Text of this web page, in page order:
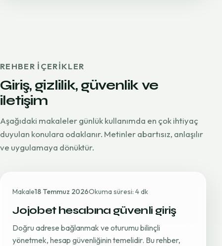
REHBER IÇERIKLER
Giriş, gizlilik, güvenlik ve
iletişim
Aşağıdaki makaleler günlük kullanımda en çok ihtiyaç
duyulan konulara odaklanır. Metinler abartısız, anlaşılır
ve uygulamaya dönüktür.
Makale18 Temmuz 2026Okuma süresi: 4 dk
Jojobet hesabına güvenli giriş
Doğru adrese bağlanmak ve oturumu bilinçli
yönetmek, hesap güvenliğinin temelidir. Bu rehber,